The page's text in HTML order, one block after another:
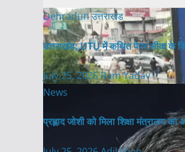
Dehradunउत्तराखंड
उत्तराखंड: UTU में कथित पेपर लीक के
July 25, 2026Ram Yadav
News
प्रह्लाद जोशी को मिला शिक्षा मंत्रालय